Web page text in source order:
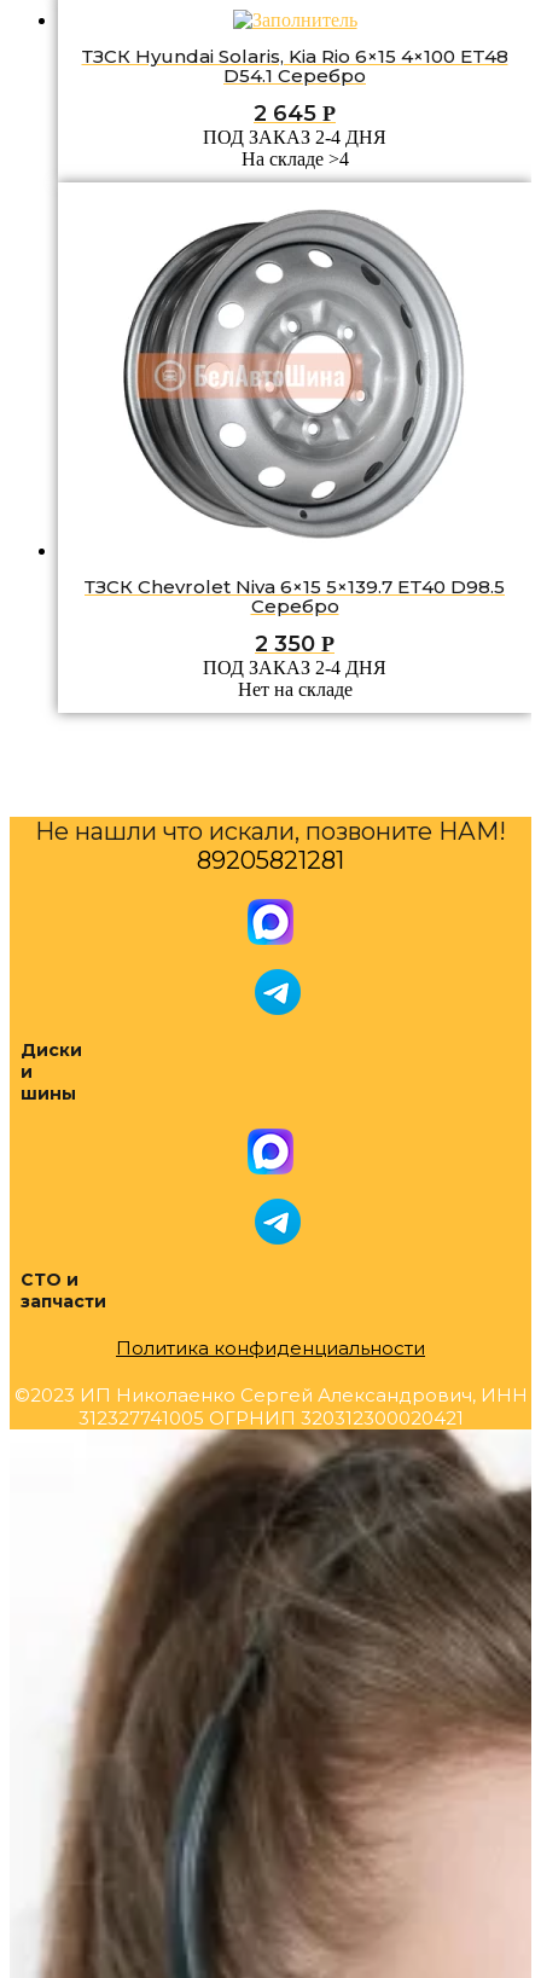
ТЗСК Hyundai Solaris, Kia Rio 6×15 4×100 ET48
D54.1 Серебро
2 645 Р
ПОД ЗАКАЗ 2-4 ДНЯ
На складе >4
ТЗСК Chevrolet Niva 6×15 5×139.7 ET40 D98.5
Серебро
2 350 Р
ПОД ЗАКАЗ 2-4 ДНЯ
Нет на складе
Не нашли что искали, позвоните НАМ!
89205821281
Диски
и
шины
СТО и
запчасти
Политика конфиденциальности
©2023 ИП Николаенко Сергей Александрович, ИНН
312327741005 ОГРНИП 320312300020421